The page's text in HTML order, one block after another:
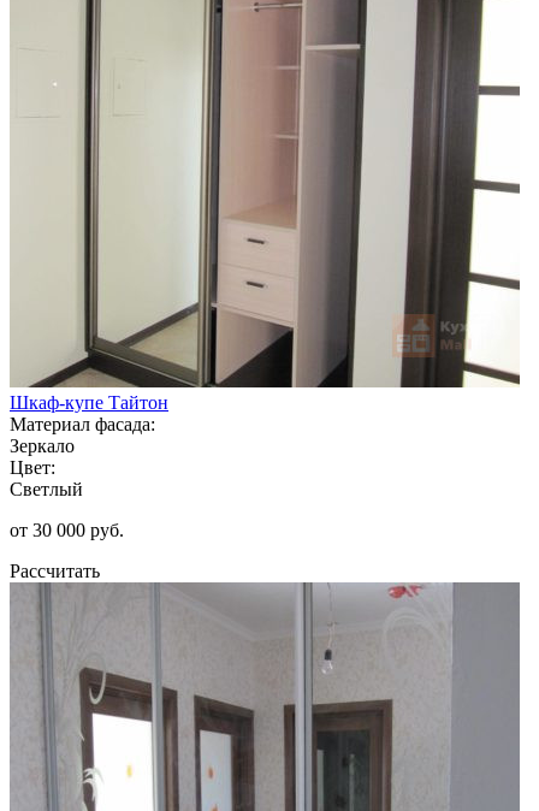
Шкаф-купе Тайтон
Материал фасада:
Зеркало
Цвет:
Светлый
от 30 000 руб.
Рассчитать